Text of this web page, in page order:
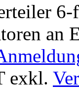
an
exkl.